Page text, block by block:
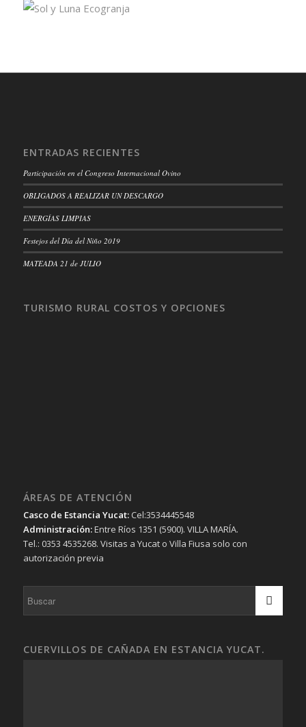
ENTRADAS RECIENTES
Participación en el Congreso Internacional Ovino
OBLIGADOS A REALIZAR UN DESCARGO
ENERGÍAS LIMPIAS
Festejos del Día del Niño 2019
MATEADA 21 de JULIO
TURISMO RURAL COSTOS Y OPCIONES
ÁREAS DE ATENCIÓN
Casco de Estancia Yucat:Cel:3534445548
Administración:Entre Ríos 1351 (5900). VILLA MARÍA.
Tel.: 0353 4535268. Visitas a Yucat o Villa Fiusa solo con
autorización previa
CUERVILLOS DE CAÑADA EN ESTANCIA YUCAT.